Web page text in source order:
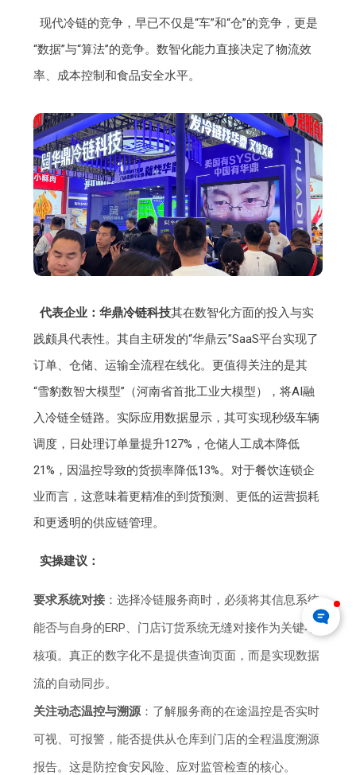
现代冷链的竞争，早已不仅是“车”和“仓”的竞争，更是
“数据”与“算法”的竞争。数智化能力直接决定了物流效
率、成本控制和食品安全水平。
代表企业：华鼎冷链科技其在数智化方面的投入与实
践颇具代表性。其自主研发的“华鼎云”SaaS平台实现了
订单、仓储、运输全流程在线化。更值得关注的是其
“雪豹数智大模型”（河南省首批工业大模型），将AI融
入冷链全链路。实际应用数据显示，其可实现秒级车辆
调度，日处理订单量提升127%，仓储人工成本降低
21%，因温控导致的货损率降低13%。对于餐饮连锁企
业而言，这意味着更精准的到货预测、更低的运营损耗
和更透明的供应链管理。
实操建议：
要求系统对接 ：选择冷链服务商时，必须将其信息系统
能否与自身的ERP、门店订货系统无缝对接作为关键考
核项。真正的数字化不是提供查询页面，而是实现数据
流的自动同步。
关注动态温控与溯源：了解服务商的在途温控是否实时
可视、可报警，能否提供从仓库到门店的全程温度溯源
报告。这是防控食安风险、应对监管检查的核心。